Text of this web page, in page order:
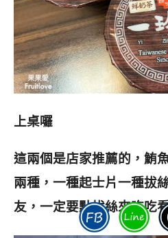
上桌囉
這兩個是店家推薦的 ，鮪
兩種，一種起士片一種拔
友，一定要點拔絲來吃吃